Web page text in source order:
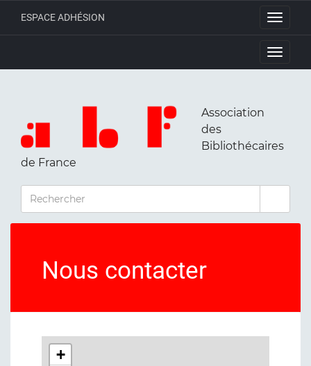
Toggle
ESPACE ADHÉSION
Toggle
Association
des
Bibliothécaires
de France
RECHERCHER
Nous contacter
+